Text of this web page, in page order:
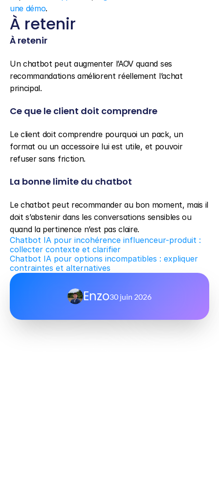
une démo.
À retenir
À retenir
Un chatbot peut augmenter l’AOV quand ses
recommandations améliorent réellement l’achat
principal.
Ce que le client doit comprendre
Le client doit comprendre pourquoi un pack, un
format ou un accessoire lui est utile, et pouvoir
refuser sans friction.
La bonne limite du chatbot
Le chatbot peut recommander au bon moment, mais il
doit s’abstenir dans les conversations sensibles ou
quand la pertinence n’est pas claire.
Chatbot IA pour incohérence influenceur-produit :
collecter contexte et clarifier
Chatbot IA pour options incompatibles : expliquer
contraintes et alternatives
Enzo30 juin 2026